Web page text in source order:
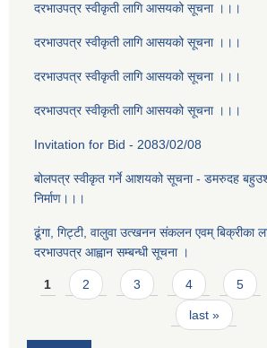
दरभाउपत्र स्वीकृती लागि आसयको सूचना ।।।
दरभाउपत्र स्वीकृती लागि आसयको सूचना ।।।
दरभाउपत्र स्वीकृती लागि आसयको सूचना ।।।
दरभाउपत्र स्वीकृती लागि आसयको सूचना ।।।
Invitation for Bid - 2083/02/08
बोलपत्र स्वीकृत गर्ने आशयको सूचना - डमरुदह
निर्माण।।।
ढूंगा, गिट्टी, वालुवा उत्खनन संकलन एवम् बिक्रीका
दरभाउपत्र आह्वान सम्बन्धी सूचना ।
Pages
1 2 3 4 5
last »